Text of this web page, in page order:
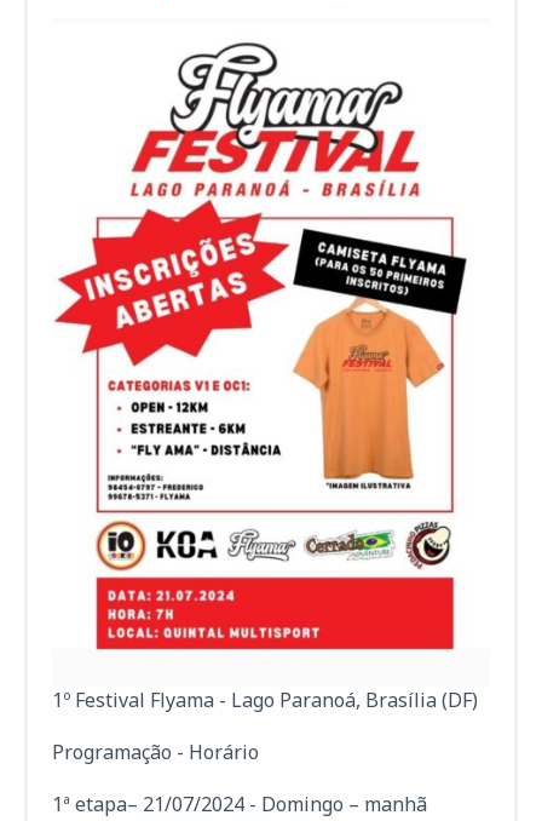
1º Festival Flyama - Lago Paranoá, Brasília (DF)
Programação - Horário
1ª etapa– 21/07/2024 - Domingo – manhã